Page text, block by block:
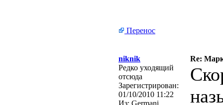
Перенос
niknik
Re:
Редко уходящий
отсюда
Зарегистрирован:
01/10/2010 11:22
Из: Germani